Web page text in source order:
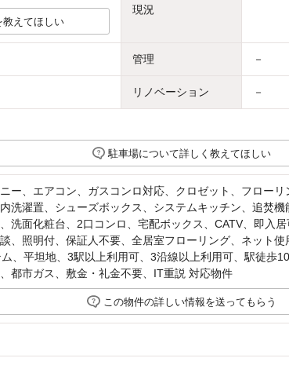
教えてほしい
現況
管理 －
リノベーション －
駐車場について詳しく教えてほしい
ー、エアコン、ガスコンロ対応、クロゼット、フロー
洗濯置、シューズボックス、システムキッチン、追焚
洗面化粧台、2口コンロ、宅配ボックス、CATV、即入居
、照明付、保証人不要、全居室フローリング、ネット
、平坦地、3駅以上利用可、3沿線以上利用可、駅徒歩
都市ガス、敷金・礼金不要、IT重説 対応物件
この物件の詳しい情報を送ってもらう